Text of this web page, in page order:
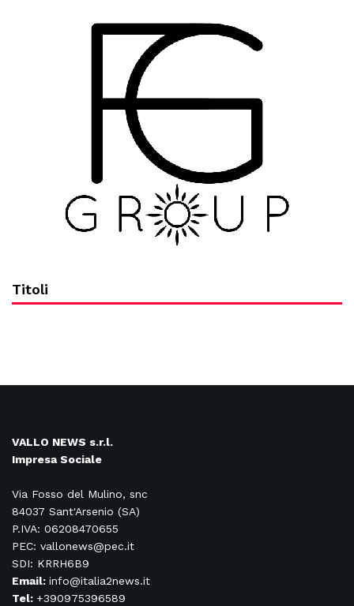
Titoli
VALLO NEWS s.r.l.
Impresa Sociale
Via Fosso del Mulino, snc
84037 Sant'Arsenio (SA)
P.IVA: 06208470655
PEC: vallonews@pec.it
SDI: KRRH6B9
Email: info@italia2news.it
Tel: +390975396589